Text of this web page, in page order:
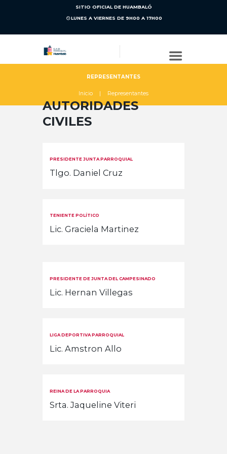
SITIO OFICIAL DE HUAMBALÓ
LUNES A VIERNES DE 9H00 A 17H00
REPRESENTANTES
Inicio Representantes
AUTORIDADES
CIVILES
PRESIDENTE JUNTA PARROQUIAL
Tlgo. Daniel Cruz
TENIENTE POLÍTICO
Lic. Graciela Martinez
PRESIDENTE DE JUNTA DEL CAMPESINADO
Lic. Hernan Villegas
LIGA DEPORTIVA PARROQUIAL
Lic. Amstron Allo
REINA DE LA PARROQUIA
Srta. Jaqueline Viteri